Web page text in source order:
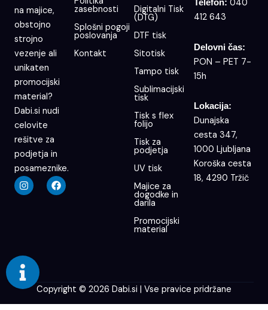
na majice,
obstojno
strojno
vezenje ali
unikaten
promocijski
material?
Dabi.si nudi
celovite
rešitve za
podjetja in
posameznike.
I
n
s
m
F
a
c
zasebnosti
Splošni pogoji
poslovanja
Kontakt
Digitalni Tisk
(DTG)
DTF tisk
Sitotisk
Tampo tisk
Sublimacijski
tisk
Tisk s flex
folijo
Tisk za
podjetja
UV tisk
Majice za
dogodke in
darila
Promocijski
material
Telefon: 040
412 643
Delovni čas:
PON – PET 7-
15h
Lokacija:
Dunajska
cesta 347,
1000 Ljubljana
Koroška cesta
18, 4290 Tržič
Copyright © 2026 Dabi.si | Vse pravice pridržane